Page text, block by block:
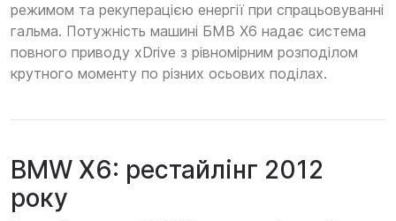
режимом та рекуперацією енергії при спрацьовуванні
гальма. Потужність машині БМВ X6 надає система
повного приводу xDrive з рівномірним розподілом
крутного моменту по різних осьових поділах.
BMW X6: рестайлінг 2012
року